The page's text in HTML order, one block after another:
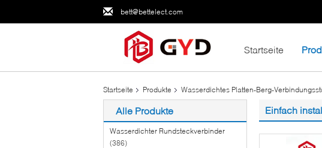
bett@bettelect.com
Startseite
Startseite Produkte Wasserdichtes Platten-Berg-
Alle Produkte
Wasserdichter Rundsteckverbinder
(386)
Einfach